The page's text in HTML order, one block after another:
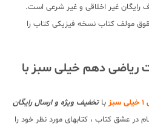
رایگان غیر اخلاقی و غیر شرعی است.
مولف کتاب نسخه فیزیکی کتاب را
ریاضی دهم خیلی سبز با
باتخفیف ویژه و ارسال رایگان
عشق کتاب ، کتابهای مورد نظر خود را